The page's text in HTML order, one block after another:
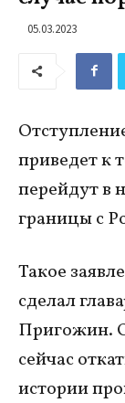
05.03.2023
приведет к
перейдут в
границы с
Такое
сделал
Пригожин.
сейчас
истории